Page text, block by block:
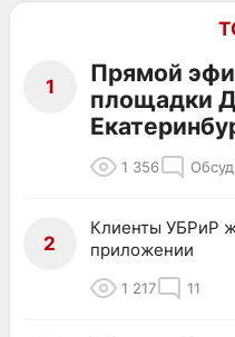
1
Прямой
площадки
1 356
2
Клиенты УБРиР
приложении
1 217 11